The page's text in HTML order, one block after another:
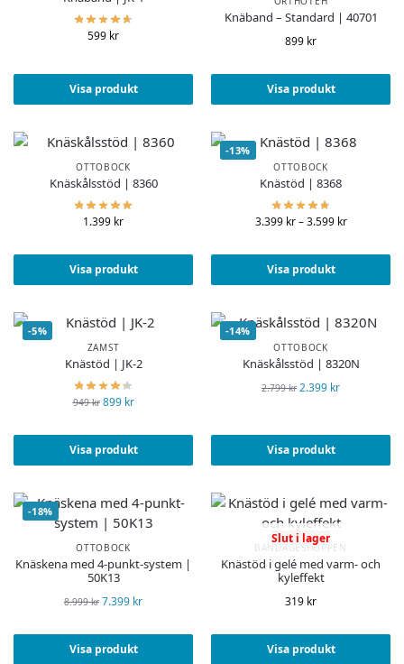
599 kr
Visa produkt
Knäband – Standard | 40701
899 kr
Visa produkt
OTTOBOCK
Knäskålsstöd | 8360
1.399 kr
Visa produkt
-13%
OTTOBOCK
Knästöd | 8368
3.399 kr – 3.599 kr
Visa produkt
-5%
ZAMST
Knästöd | JK-2
949kr 899 kr
Visa produkt
-14%
OTTOBOCK
Knäskålsstöd | 8320N
2.799kr 2.399 kr
Visa produkt
-18%
OTTOBOCK
Knäskena med 4-punkt-system |
50K13
8.999kr 7.399 kr
Visa produkt
Slut i lager
BANDAGESHOPPEN
Knästöd i gelé med varm- och
kyleffekt
319 kr
Visa produkt